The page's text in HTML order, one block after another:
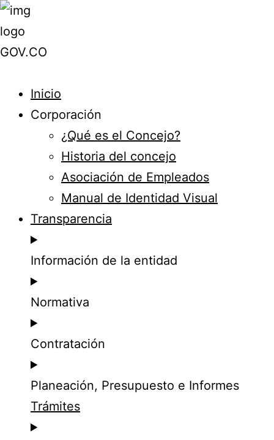
Inicio
Corporación
¿Qué es el Concejo?
Historia del concejo
Asociación de Empleados
Manual de Identidad Visual
Transparencia
Información de la entidad
Normativa
Contratación
Planeación, Presupuesto e Informes
Trámites